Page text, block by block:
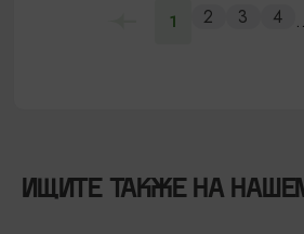
1 2 3 4
ИЩИТЕ ТАКЖЕ НА